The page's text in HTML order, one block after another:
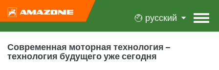
русский
Современная моторная технология –
технология будущего уже сегодня